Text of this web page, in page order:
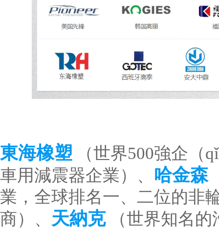
東海橡塑
（世界500強企
車用減震器企業）、 哈金森
業，全球排名一、二位的非
商）、 天納克 （世界知名